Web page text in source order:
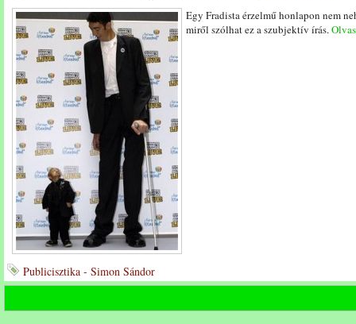
Egy Fradista érzelmű honlapon nem
miről szólhat ez a szubjektív írás.
Publicisztika - Simon Sándor